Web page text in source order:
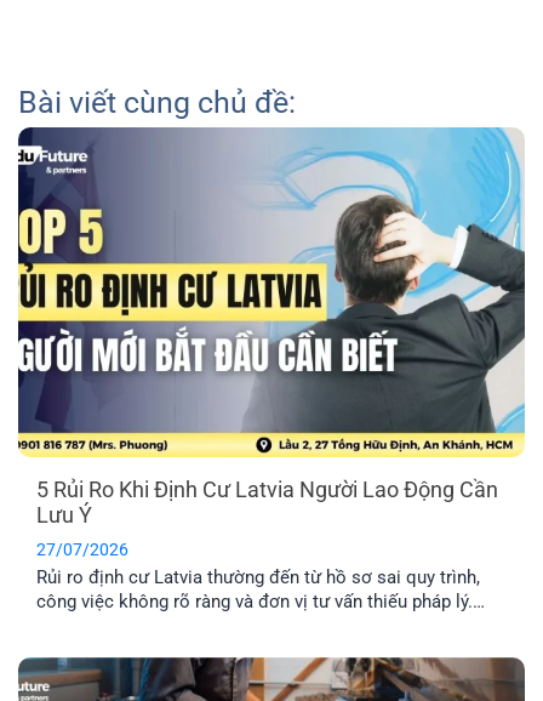
Bài viết cùng chủ đề:
5 Rủi Ro Khi Định Cư Latvia Người Lao Động Cần
Lưu Ý
27/07/2026
Rủi ro định cư Latvia thường đến từ hồ sơ sai quy trình,
công việc không rõ ràng và đơn vị tư vấn thiếu pháp lý.